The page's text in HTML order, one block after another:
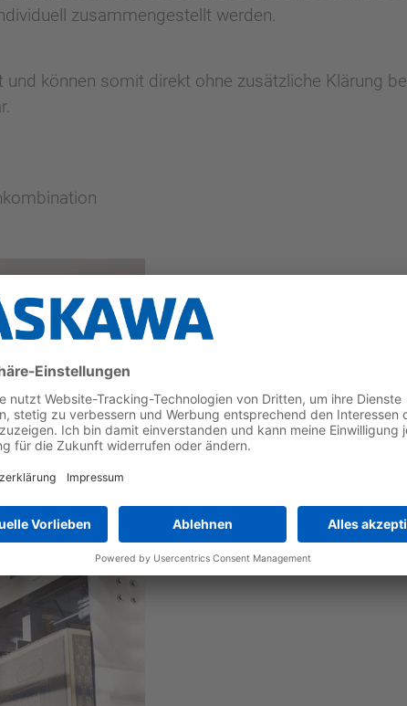
zusammengestellt werden.
können somit direkt ohne zusätzliche Klärung